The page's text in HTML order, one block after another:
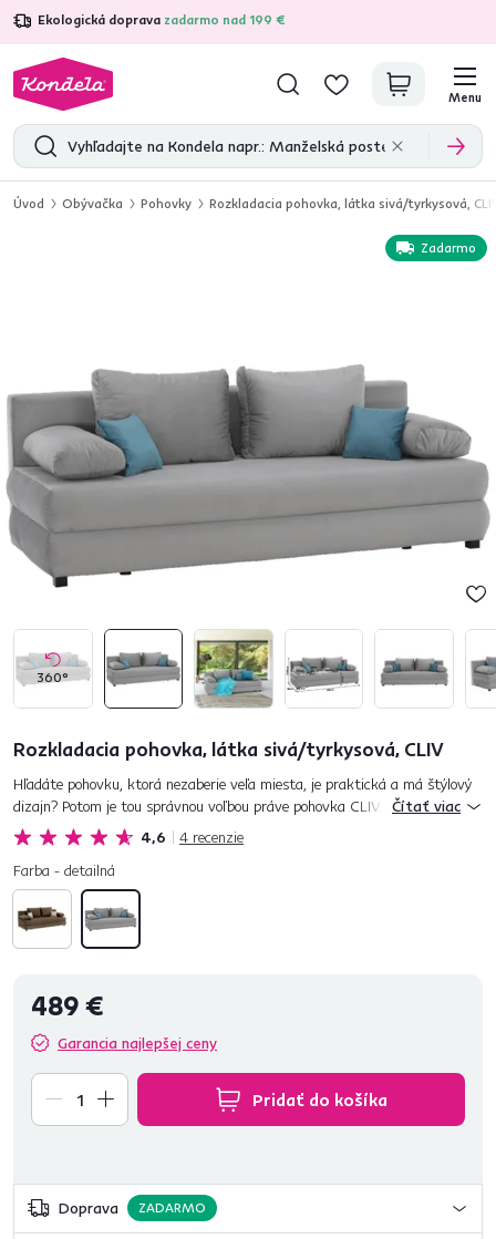
Ekologická doprava zadarmo nad 199 €
4,7 31 211overených produktových recenzií
Menu
Úvod Obývačka Pohovky Rozkladacia pohovka, látka sivá/tyrkysová,
360°
Zadarmo
Rozkladacia pohovka, látka sivá/tyrkysová, CLIV
4,6 4 recenzie
Hľadáte pohovku, ktorá nezaberie veľa miesta, je praktická a má štýlový
dizajn? Potom je tou správnou voľbou práve pohovka CLIV. Vďaka svojim
rozmerom sa hodí najmä do menších priestorov. Možnosť rozk...
Čítať viac
Farba - detailná
489 €
Garancia najlepšej ceny
Pridať do košíka
Doprava ZADARMO